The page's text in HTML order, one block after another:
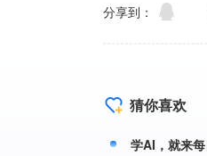
分享到：
猜你喜欢
学AI，就来